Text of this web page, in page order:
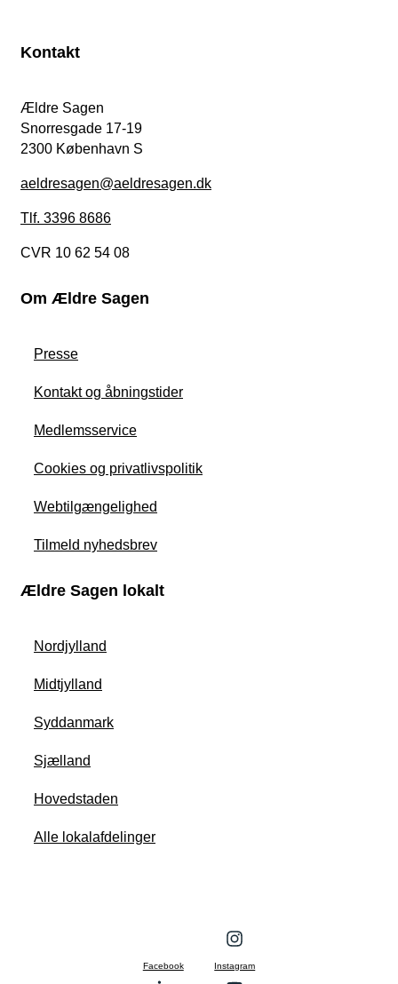
Kontakt
Ældre Sagen
Snorresgade 17-19
2300 København S
aeldresagen@aeldresagen.dk
Tlf. 3396 8686
CVR 10 62 54 08
Om Ældre Sagen
Presse
Kontakt og åbningstider
Medlemsservice
Cookies og privatlivspolitik
Webtilgængelighed
Tilmeld nyhedsbrev
Ældre Sagen lokalt
Nordjylland
Midtjylland
Syddanmark
Sjælland
Hovedstaden
Alle lokalafdelinger
Facebook Instagram